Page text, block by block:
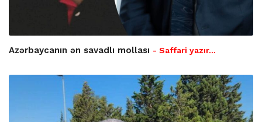
Azərbaycanın ən savadlı mollası - Saffari yazır…